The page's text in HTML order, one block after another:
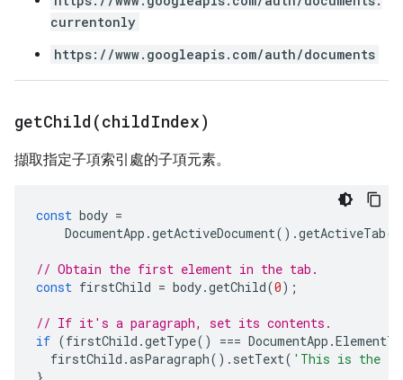
currentonly
https://www.googleapis.com/auth/documents
getChild(childIndex)
擷取指定子項索引處的子項元素。
const body =
DocumentApp .getActiveDocument().getActiveTab
// Obtain the first element in the tab.
const firstChild = body.getChild(0);
// If it's a paragraph, set its contents.
if (firstChild .getType() === DocumentApp .
firstChild .asParagraph(). setText( 'This is the